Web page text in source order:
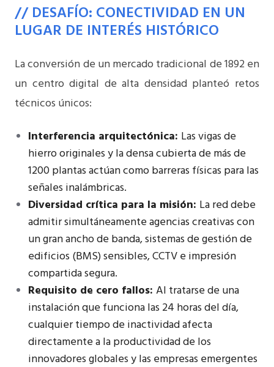
// DESAFÍO: CONECTIVIDAD EN UN
LUGAR DE INTERÉS HISTÓRICO
La conversión de un mercado tradicional de 1892 en
un centro digital de alta densidad planteó retos
técnicos únicos:
Interferencia arquitectónica: Las vigas de
hierro originales y la densa cubierta de más de
1200 plantas actúan como barreras físicas para las
señales inalámbricas.
Diversidad crítica para la misión: La red debe
admitir simultáneamente agencias creativas con
un gran ancho de banda, sistemas de gestión de
edificios (BMS) sensibles, CCTV e impresión
compartida segura.
Requisito de cero fallos: Al tratarse de una
instalación que funciona las 24 horas del día,
cualquier tiempo de inactividad afecta
directamente a la productividad de los
innovadores globales y las empresas emergentes